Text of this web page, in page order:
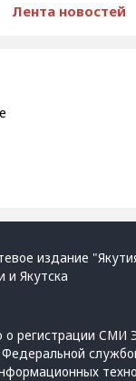
Лента новостей
издание
и Якутска
о регистрации